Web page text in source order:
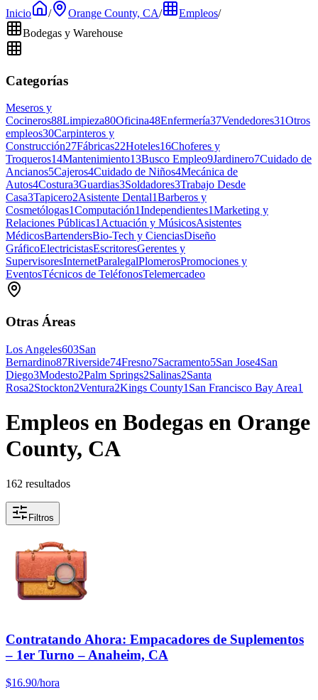
Inicio
/ Orange County, CA/ Empleos/
Bodegas y Warehouse
Categorías
Meseros y
Cocineros88Limpieza80Oficina48Enfermería37Vendedores31Otros
empleos30Carpinteros y
Construcción27Fábricas22Hoteles16Choferes y
Troqueros14Mantenimiento13Busco Empleo9Jardinero7Cuidado de
Ancianos5Cajeros4Cuidado de Niños4Mecánica de
Autos4Costura3Guardias3Soldadores3Trabajo Desde
Casa3Tapicero2Asistente Dental1Barberos y
Cosmetólogas1Computación1Independientes1Marketing y
Relaciones Públicas1Actuación y MúsicosAsistentes
MédicosBartendersBio-Tech y CienciasDiseño
GráficoElectricistasEscritoresGerentes y
SupervisoresInternetParalegalPlomerosPromociones y
EventosTécnicos de TeléfonosTelemercadeo
Otras Áreas
Los Angeles603San
Bernardino87Riverside74Fresno7Sacramento5San Jose4San
Diego3Modesto2Palm Springs2Salinas2Santa
Rosa2Stockton2Ventura2Kings County1 San Francisco Bay Area1
Empleos en Bodegas en Orange
County, CA
162 resultados
Filtros
Contratando Ahora: Empacadores de Suplementos
– 1er Turno – Anaheim, CA
$16.90/hora